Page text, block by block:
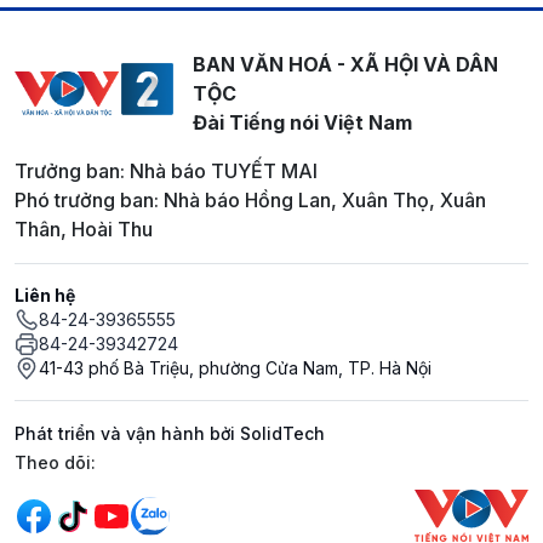
BAN VĂN HOÁ - XÃ HỘI VÀ DÂN
TỘC
Đài Tiếng nói Việt Nam
Trưởng ban: Nhà báo TUYẾT MAI
Phó trưởng ban: Nhà báo Hồng Lan, Xuân Thọ, Xuân
Thân, Hoài Thu
Liên hệ
84-24-39365555
84-24-39342724
41-43 phố Bà Triệu, phường Cửa Nam, TP. Hà Nội
Phát triển và vận hành bởi SolidTech
Mạng xã hội
Theo dõi: